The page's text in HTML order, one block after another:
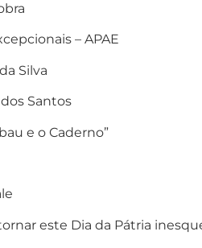
– APAE
Silva
Santos
e o Caderno”
este Dia da Pátria